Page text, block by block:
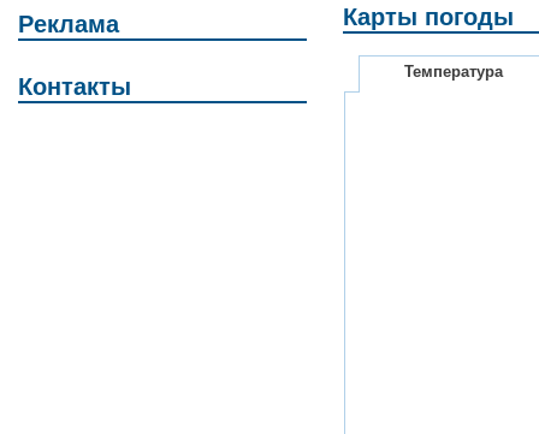
Реклама
Контакты
Карты погоды
Температура